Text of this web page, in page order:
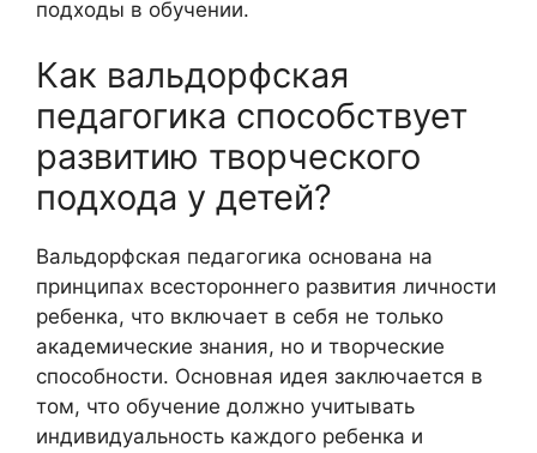
подходы в обучении.
Как вальдорфская
педагогика способствует
развитию творческого
подхода у детей?
Вальдорфская педагогика основана на
принципах всестороннего развития личности
ребенка, что включает в себя не только
академические знания, но и творческие
способности. Основная идея заключается в
том, что обучение должно учитывать
индивидуальность каждого ребенка и